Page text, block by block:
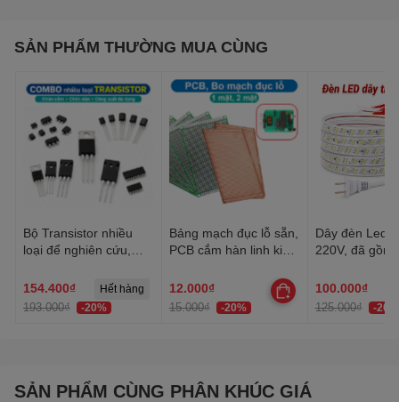
SẢN PHẨM THƯỜNG MUA CÙNG
Bộ Transistor nhiều
loại để nghiên cứu,
154.400₫
193.000₫ -20%
Hết hàng
Bảng mạch đục lỗ sẵn,
PCB cắm hàn linh kiện
12.000₫
15.000₫ -20%
Dây đèn Led
220V, đã gồm
trang trí quấn
trần, lễ Tết
100.000₫
125.000₫ -20%
SẢN PHẨM CÙNG PHÂN KHÚC GIÁ